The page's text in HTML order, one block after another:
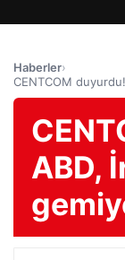
Haberler›
CENTCOM
ABD,